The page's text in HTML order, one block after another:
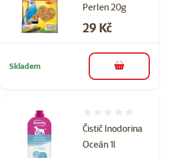
Perlen 20g
Cena
29 Kč
Skladem do košíku
Čistič Inodorina
Oceán 1l